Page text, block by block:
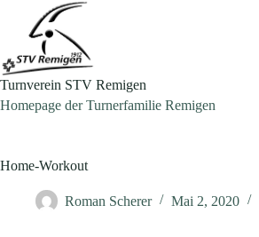
springen
Turnverein STV Remigen
Homepage der Turnerfamilie Remigen
Home-Workout
Roman Scherer Mai 2, 2020